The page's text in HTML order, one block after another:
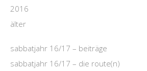
2016
älter
sabbatjahr 16/17 – beiträge
sabbatjahr 16/17 – die route(n)